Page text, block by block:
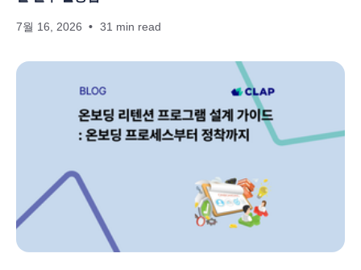
7월 16, 2026 31 min read